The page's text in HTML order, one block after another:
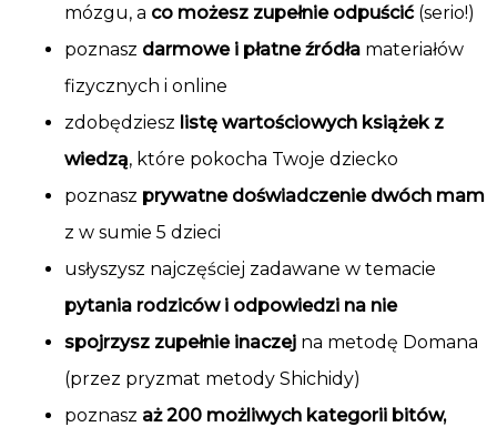
mózgu, a co możesz zupełnie odpuścić (serio!)
poznasz darmowe i płatne źródła materiałów
fizycznych i online
zdobędziesz listę wartościowych książek z
wiedzą, które pokocha Twoje dziecko
poznasz prywatne doświadczenie dwóch mam
z w sumie 5 dzieci
usłyszysz najczęściej zadawane w temacie
pytania rodziców i odpowiedzi na nie
spojrzysz zupełnie inaczej na metodę Domana
(przez pryzmat metody Shichidy)
poznasz aż 200 możliwych kategorii bitów,